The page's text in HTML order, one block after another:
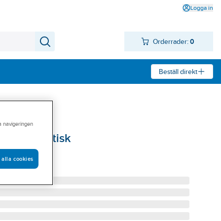
Logga in
Orderrader: 0
Beställ direkt
Magnetisk
navigeringen
alla cookies